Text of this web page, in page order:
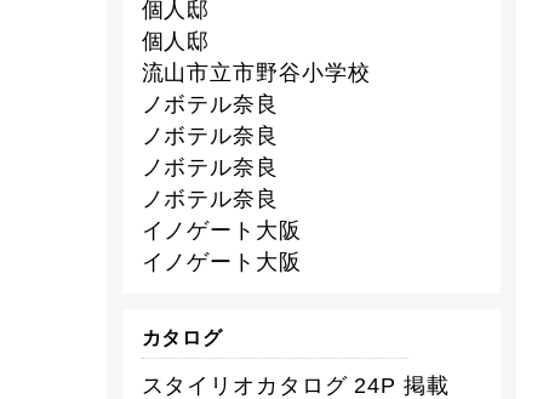
個人邸
個人邸
流山市立市野谷小学校
ノボテル奈良
ノボテル奈良
ノボテル奈良
ノボテル奈良
イノゲート大阪
イノゲート大阪
カタログ
スタイリオカタログ 24P 掲載